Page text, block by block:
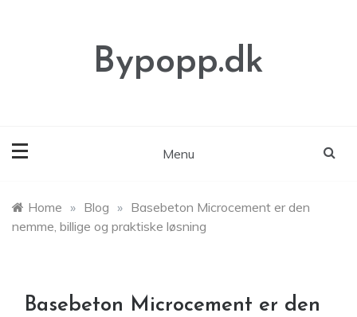
Bypopp.dk
Menu
Home » Blog » Basebeton Microcement er den
nemme, billige og praktiske løsning
Basebeton Microcement er den